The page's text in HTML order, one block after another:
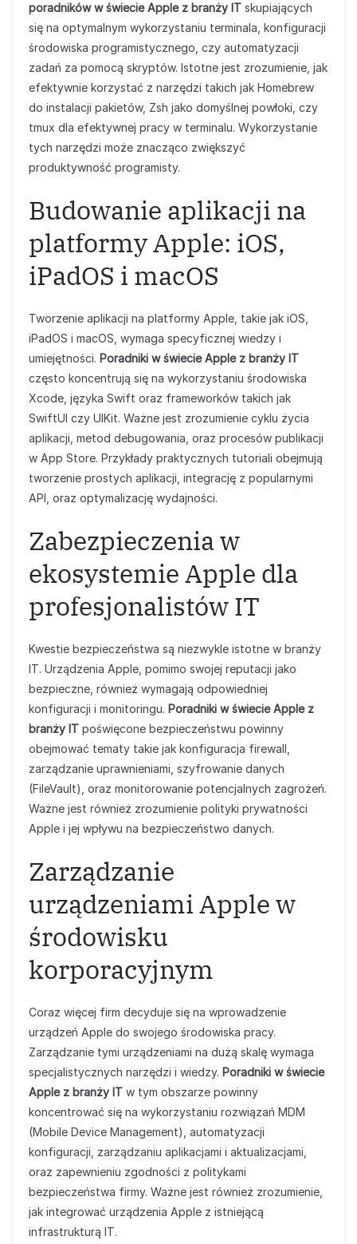
poradników w świecie Apple z branży IT skupiających
się na optymalnym wykorzystaniu terminala, konfiguracji
środowiska programistycznego, czy automatyzacji
zadań za pomocą skryptów. Istotne jest zrozumienie, jak
efektywnie korzystać z narzędzi takich jak Homebrew
do instalacji pakietów, Zsh jako domyślnej powłoki, czy
tmux dla efektywnej pracy w terminalu. Wykorzystanie
tych narzędzi może znacząco zwiększyć
produktywność programisty.
Budowanie aplikacji na
platformy Apple: iOS,
iPadOS i macOS
Tworzenie aplikacji na platformy Apple, takie jak iOS,
iPadOS i macOS, wymaga specyficznej wiedzy i
umiejętności. Poradniki w świecie Apple z branży IT
często koncentrują się na wykorzystaniu środowiska
Xcode, języka Swift oraz frameworków takich jak
SwiftUI czy UIKit. Ważne jest zrozumienie cyklu życia
aplikacji, metod debugowania, oraz procesów publikacji
w App Store. Przykłady praktycznych tutoriali obejmują
tworzenie prostych aplikacji, integrację z popularnymi
API, oraz optymalizację wydajności.
Zabezpieczenia w
ekosystemie Apple dla
profesjonalistów IT
Kwestie bezpieczeństwa są niezwykle istotne w branży
IT. Urządzenia Apple, pomimo swojej reputacji jako
bezpieczne, również wymagają odpowiedniej
konfiguracji i monitoringu. Poradniki w świecie Apple z
branży IT poświęcone bezpieczeństwu powinny
obejmować tematy takie jak konfiguracja firewall,
zarządzanie uprawnieniami, szyfrowanie danych
(FileVault), oraz monitorowanie potencjalnych zagrożeń.
Ważne jest również zrozumienie polityki prywatności
Apple i jej wpływu na bezpieczeństwo danych.
Zarządzanie
urządzeniami Apple w
środowisku
korporacyjnym
Coraz więcej firm decyduje się na wprowadzenie
urządzeń Apple do swojego środowiska pracy.
Zarządzanie tymi urządzeniami na dużą skalę wymaga
specjalistycznych narzędzi i wiedzy. Poradniki w świecie
Apple z branży IT w tym obszarze powinny
koncentrować się na wykorzystaniu rozwiązań MDM
(Mobile Device Management), automatyzacji
konfiguracji, zarządzaniu aplikacjami i aktualizacjami,
oraz zapewnieniu zgodności z politykami
bezpieczeństwa firmy. Ważne jest również zrozumienie,
jak integrować urządzenia Apple z istniejącą
infrastrukturą IT.